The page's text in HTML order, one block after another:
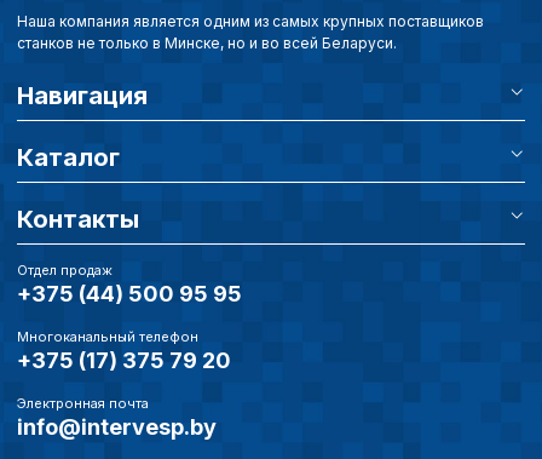
Наша компания является одним из самых крупных поставщиков
станков не только в Минске, но и во всей Беларуси.
Навигация
Каталог
Контакты
Отдел продаж
+375 (44) 500 95 95
Многоканальный телефон
+375 (17) 375 79 20
Электронная почта
info@intervesp.by